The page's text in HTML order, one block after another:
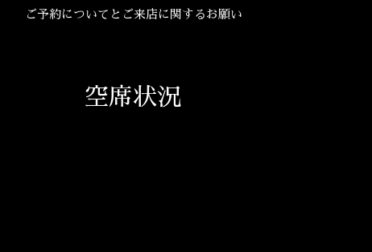
ご予約についてとご来店に関するお願い
空席状況